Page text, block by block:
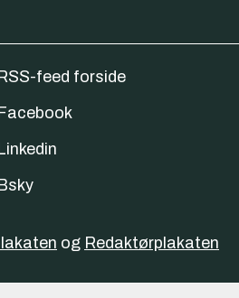
RSS-feed forside
Facebook
Linkedin
Bsky
og Redaktørplakaten